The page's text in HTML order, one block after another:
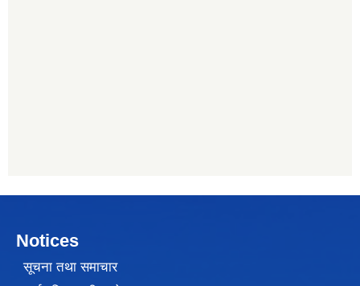
Notices
सूचना तथा समाचार